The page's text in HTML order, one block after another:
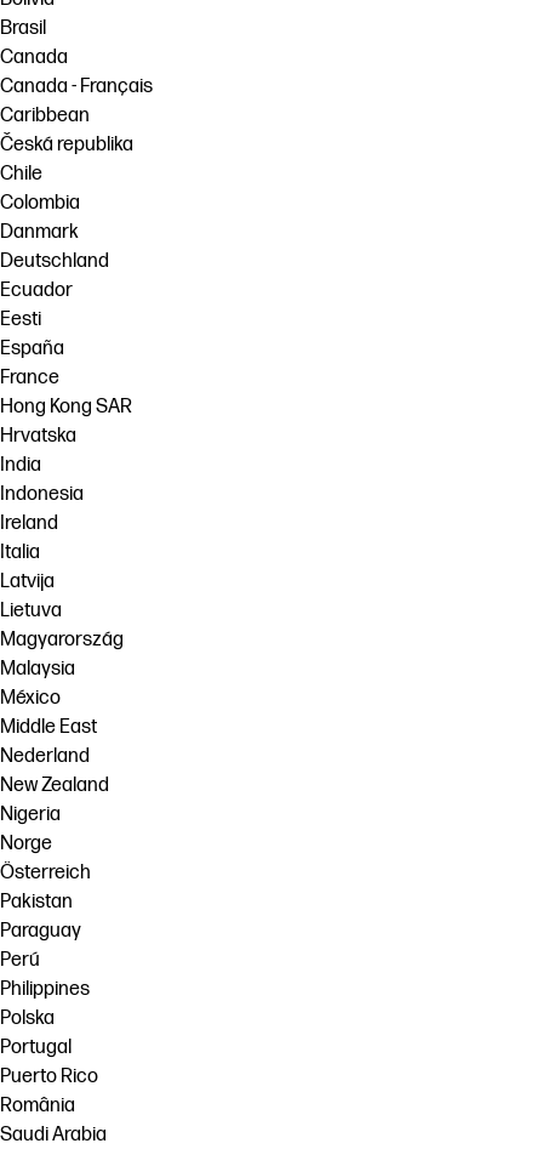
Brasil
Canada
Canada - Français
Caribbean
Česká republika
Chile
Colombia
Danmark
Deutschland
Ecuador
Eesti
España
France
Hong Kong SAR
Hrvatska
India
Indonesia
Ireland
Italia
Latvija
Lietuva
Magyarország
Malaysia
México
Middle East
Nederland
New Zealand
Nigeria
Norge
Österreich
Pakistan
Paraguay
Perú
Philippines
Polska
Portugal
Puerto Rico
România
Saudi Arabia